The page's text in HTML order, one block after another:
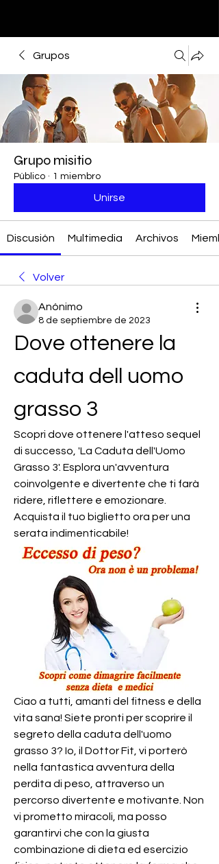
Grupos
Grupo misitio
Público · 1 miembro
Unirse
Discusión Multimedia Archivos
Volver
Anónimo
8 de septiembre de 2023
Dove ottenere la
caduta dell uomo
grasso 3
Scopri dove ottenere l'atteso sequel
di successo, 'La Caduta dell'Uomo
Grasso 3'. Esplora un'avventura
coinvolgente e divertente che ti farà
ridere, riflettere e emozionare.
Acquista il tuo biglietto ora per una
serata indimenticabile!
Ciao a tutti, amanti del fitness e della
vita sana! Siete pronti per scoprire il
segreto della caduta dell'uomo
grasso 3? Io, il Dottor Fit, vi porterò
nella fantastica avventura della
perdita di peso, attraverso un
percorso divertente e motivante. Non
vi prometto miracoli, ma posso
garantirvi che con la giusta
combinazione di dieta ed esercizio